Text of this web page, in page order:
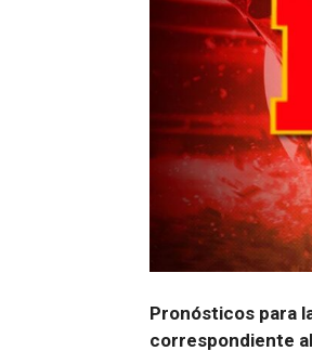
Pronósticos para
correspondiente